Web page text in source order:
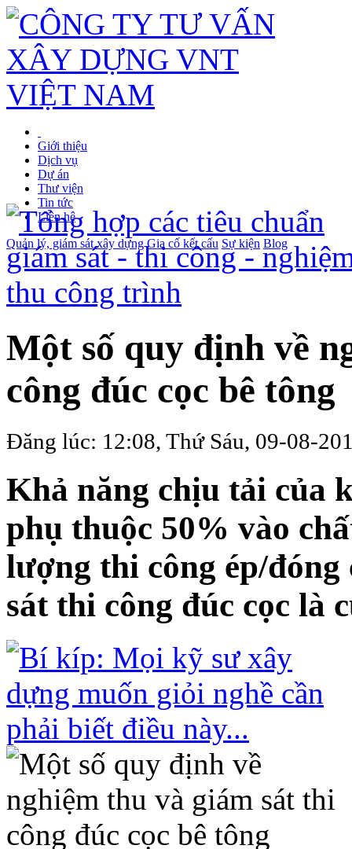
Giới thiệu
Dịch vụ
Dự án
Thư viện
Tin tức
Liên hệ
Quản lý, giám sát xây dựng Gia cố kết cấu Sự kiện Blog
Một số quy định về
công đúc cọc bê tông
Đăng lúc: 12:08, Thứ Sáu, 09-08-
Khả năng chịu tải của
phụ thuộc 50% vào
lượng thi công ép/
sát thi công đúc cọc là